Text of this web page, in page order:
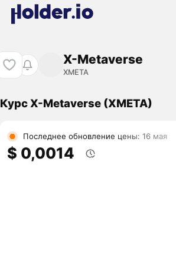
X-Metaverse
XMETA
Курс X-Metaverse (XMETA)
Последнее обновление цены: 16 мая
$ 0,0014